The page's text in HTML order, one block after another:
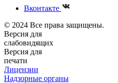
Вконтакте
© 2024 Все права защищены.
Версия для
слабовидящих
Версия для
печати
Лицензии
Надзорные органы